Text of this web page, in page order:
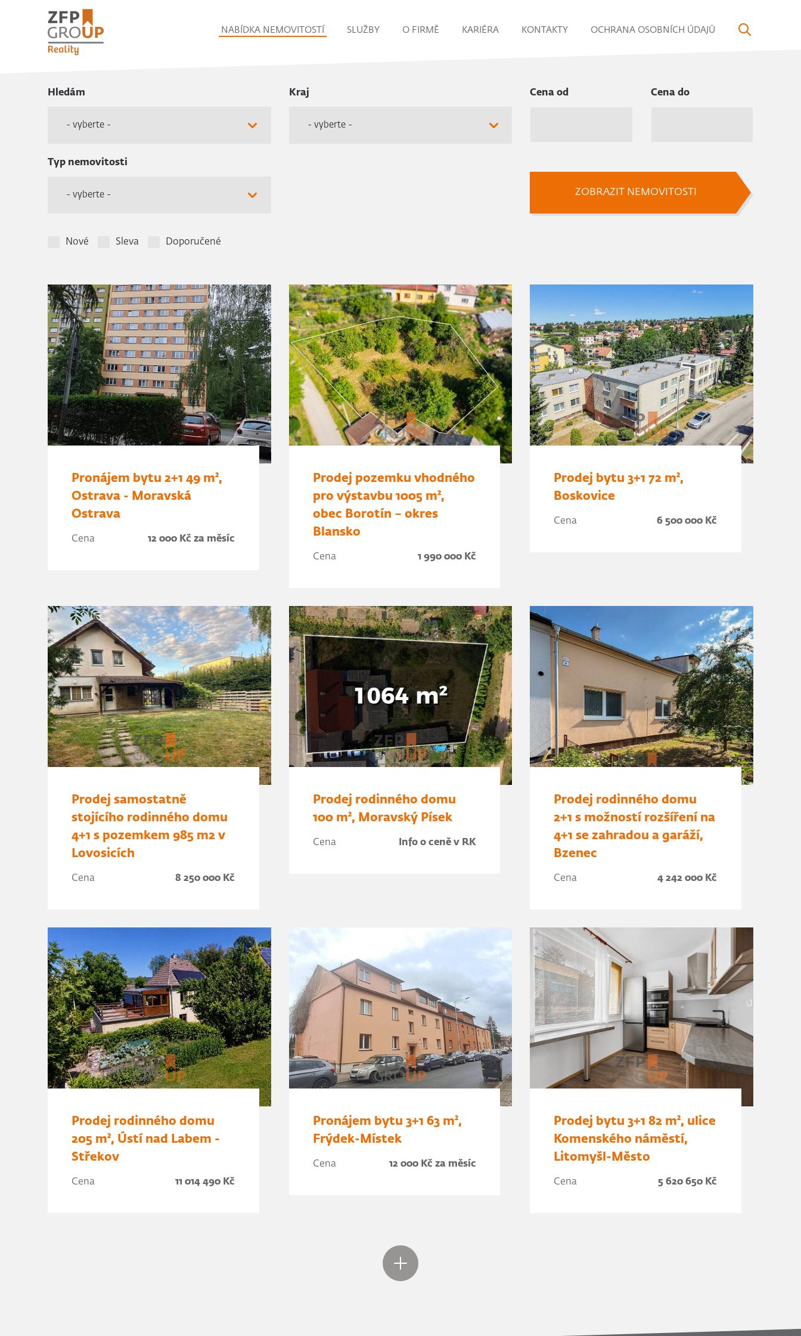
NABÍDKA NEMOVITOSTÍ SLUŽBY O FIRMĚ KARIÉRA KONTAKTY OCHRANA OSOBNÍCH ÚDAJŮ
Hledám
- vyberte -
Kraj
- vyberte -
Cena od Cena do
Typ nemovitosti
- vyberte -
Nové Sleva Doporučené
ZOBRAZIT NEMOVITOSTI
Pronájem bytu 2+1 49 m²,
Ostrava - Moravská
Ostrava
Cena 12 000 Kč za měsíc
Prodej pozemku vhodného
pro výstavbu 1005 m²,
obec Borotín – okres
Blansko
Cena 1 990 000 Kč
Prodej bytu 3+1 72 m²,
Boskovice
Cena 6 500 000 Kč
Prodej samostatně
stojícího rodinného domu
4+1 s pozemkem 985 m2 v
Lovosicích
Cena 8 250 000 Kč
Prodej rodinného domu
100 m², Moravský Písek
Cena Info o ceně v RK
Prodej rodinného domu
2+1 s možností rozšíření na
4+1 se zahradou a garáží,
Bzenec
Cena 4 242 000 Kč
Prodej rodinného domu
205 m², Ústí nad Labem -
Střekov
Cena 11 014 490 Kč
Pronájem bytu 3+1 63 m²,
Frýdek-Místek
Cena 12 000 Kč za měsíc
Prodej bytu 3+1 82 m², ulice
Komenského náměstí,
Litomyšl-Město
Cena 5 620 650 Kč